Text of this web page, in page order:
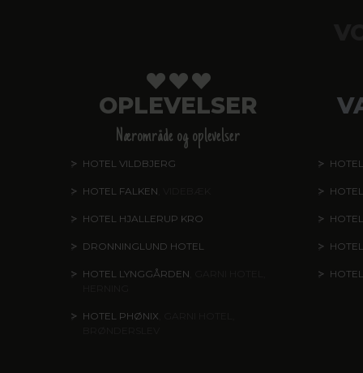
OPLEVELSER
Nærområde og oplevelser
HOTEL VILDBJERG
HOTEL FALKEN
HOTEL HJALLERUP KRO
DRONNINGLUND HOTEL
HOTEL LYNGGÅRDEN
HOTEL PHØNIX